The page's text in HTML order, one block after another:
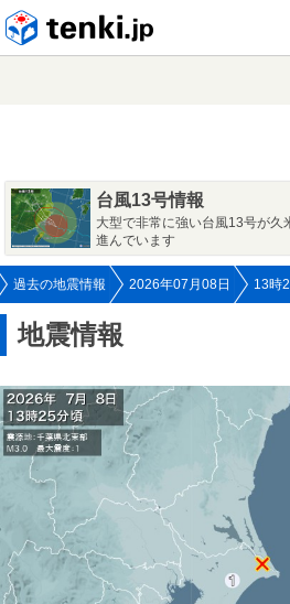
台風13号情報
大型で非常に強い台風13号が
進んでいます
過去の地震情報 2026年07月08日 13時
地震情報